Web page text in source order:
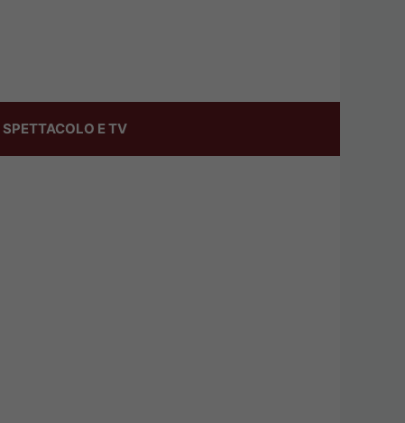
SPETTACOLO E TV